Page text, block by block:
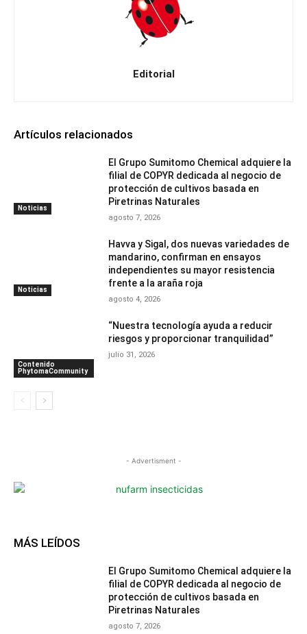
Editorial
Artículos relacionados
Noticias
El Grupo Sumitomo Chemical adquiere la
filial de COPYR dedicada al negocio de
protección de cultivos basada en
Piretrinas Naturales
agosto 7, 2026
Noticias
Havva y Sigal, dos nuevas variedades de
mandarino, confirman en ensayos
independientes su mayor resistencia
frente a la araña roja
agosto 4, 2026
Contenido
PhytomaCommunity
“Nuestra tecnología ayuda a reducir
riesgos y proporcionar tranquilidad”
julio 31, 2026
- Advertisment -
MÁS LEÍDOS
El Grupo Sumitomo Chemical adquiere la
filial de COPYR dedicada al negocio de
protección de cultivos basada en
Piretrinas Naturales
agosto 7, 2026